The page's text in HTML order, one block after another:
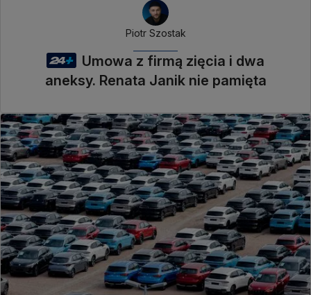
Piotr Szostak
Umowa z firmą zięcia i dwa
aneksy. Renata Janik nie pamięta